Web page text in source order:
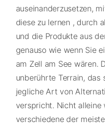
auseinanderzusetzen,
diese zu lernen , durch
und die Produkte aus
genauso wie wenn Sie
am Zell am See wären.
unberührte Terrain, das
jegliche Art von
verspricht. Nicht alleine
verschiedene der